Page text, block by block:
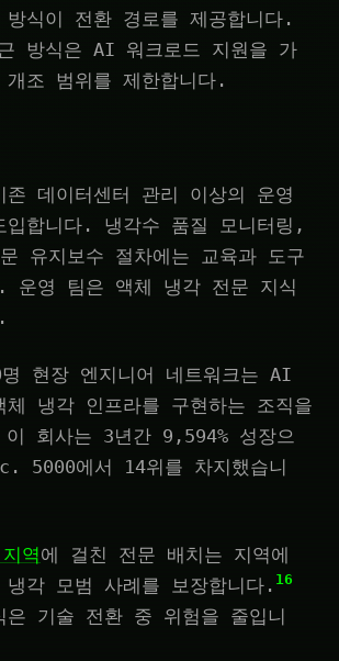
방식이 전환 경로를 제공합니다.
방식은 AI 워크로드 지원을 가
조 범위를 제한합니다.
존 데이터센터 관리 이상의 운영
입합니다. 냉각수 품질 모니터링,
유지보수 절차에는 교육과 도구
운영 팀은 액체 냉각 전문 지식
현장 엔지니어 네트워크는 AI
체 냉각 인프라를 구현하는 조직을
이 회사는 3년간 9,594% 성장으
5000에서 14위를 차지했습니
역에 걸친 전문 배치는 지역에
냉각 모범 사례를 보장합니다. 16
은 기술 전환 중 위험을 줄입니